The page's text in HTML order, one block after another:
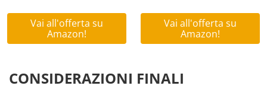
Vai all'offerta su
Amazon!
Vai all'offerta su
Amazon!
CONSIDERAZIONI FINALI